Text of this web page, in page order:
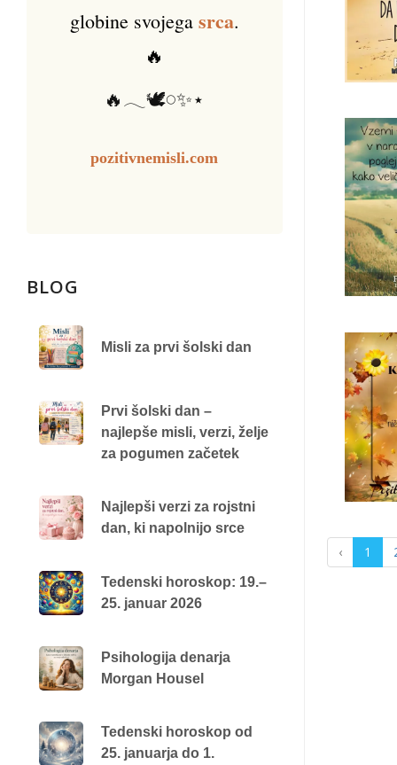
‹ 1
globine svojega srca.
🔥
🔥𓂃🕊️𓏸✨⋆
pozitivnemisli.com
BLOG
Misli za prvi šolski dan
Prvi šolski dan –
najlepše misli, verzi, želje
za pogumen začetek
Najlepši verzi za rojstni
dan, ki napolnijo srce
Tedenski horoskop: 19.–
25. januar 2026
Psihologija denarja
Morgan Housel
Tedenski horoskop od
25. januarja do 1.